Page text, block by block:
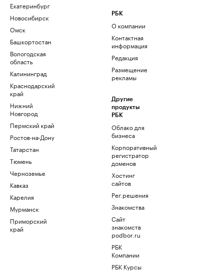
Екатеринбург
Новосибирск
Омск
Башкортостан
Вологодская
область
Калининград
Краснодарский
край
Нижний
Новгород
Пермский край
Ростов-на-Дону
Татарстан
Тюмень
Черноземье
Кавказ
Карелия
Мурманск
Приморский
край
РБК
О компании
Контактная
информация
Редакция
Размещение
рекламы
Другие
продукты
РБК
Облако для
бизнеса
Корпоративный
регистратор
доменов
Хостинг
сайтов
Рег.решения
Знакомства
Сайт
знакомств
podbor.ru
РБК
Компании
РБК Курсы